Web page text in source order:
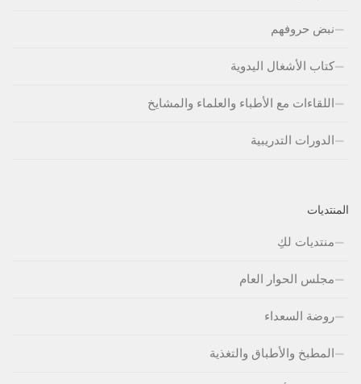
نبض حروفهم
كتاب الأشغال اليدوية
اللقاءات مع الأطباء والعلماء والمشايخ
الدورات التدريبية
المنتديات
منتديات لكِ
مجلس الحوار العام
روضة السعداء
المطبخ والأطباق والتغذية